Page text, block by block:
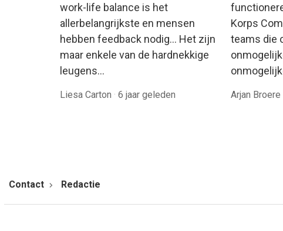
work-life balance is het
allerbelangrijkste en mensen
hebben feedback nodig... Het zijn
maar enkele van de hardnekkige
leugens…
Liesa Carton · 6 jaar geleden
Korps
teams die
Arjan Broere
Contact Redactie